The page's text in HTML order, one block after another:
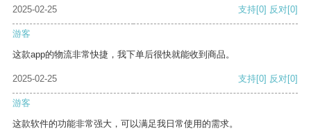
2025-02-25 支持[0] 反对[0]
游客
这款app的物流非常快捷，我下单后很快就能收到商品。
2025-02-25 支持[0] 反对[0]
游客
这款软件的功能非常强大，可以满足我日常使用的需求。